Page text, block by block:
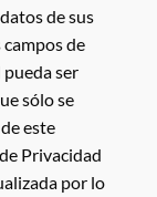
de sus
de
ser
sólo se
este
Privacidad
por lo